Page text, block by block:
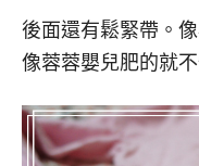
後面還有鬆緊帶。
像蓉蓉嬰兒肥的就不